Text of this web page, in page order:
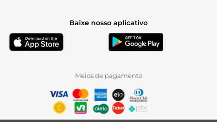
Baixe nosso aplicativo
Meios de pagamento